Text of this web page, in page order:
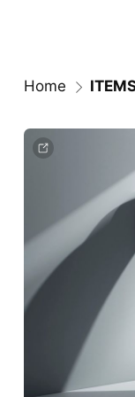
Home